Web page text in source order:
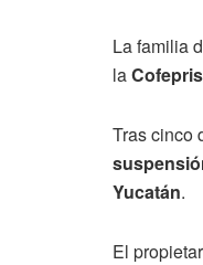
La familia
laCofepris
Tras cinco
Yucatán.
El